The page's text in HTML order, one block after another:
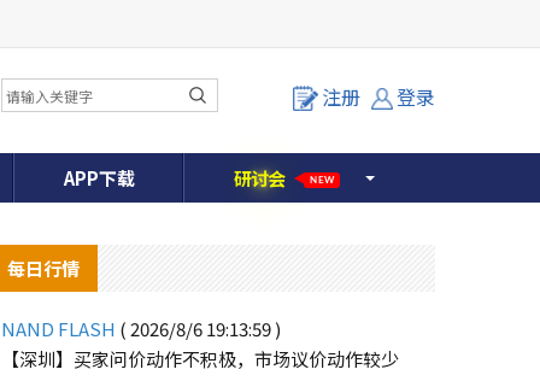
注册 登录
APP下载 研讨会 NEW
每日行情
NAND FLASH ( 2026/8/6 19:13:59 )
【深圳】买家问价动作不积极，市场议价动作较少